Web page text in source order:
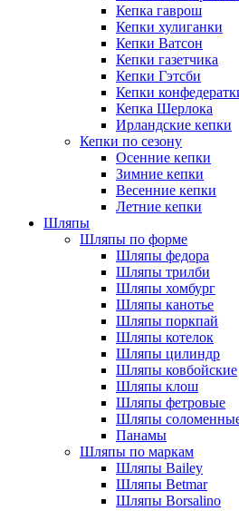
Кепка гаврош
Кепки хулиганки
Кепки Ватсон
Кепки газетчика
Кепки Гэтсби
Кепки
Кепка Шерлока
Ирландские кепки
Кепки по сезону
Осенние кепки
Зимние кепки
Весенние кепки
Летние кепки
Шляпы
Шляпы по форме
Шляпы федора
Шляпы трилби
Шляпы хомбург
Шляпы канотье
Шляпы поркпай
Шляпы котелок
Шляпы цилиндр
Шляпы ковбойские
Шляпы клош
Шляпы фетровые
Шляпы
Панамы
Шляпы по маркам
Шляпы Bailey
Шляпы Betmar
Шляпы Borsalino